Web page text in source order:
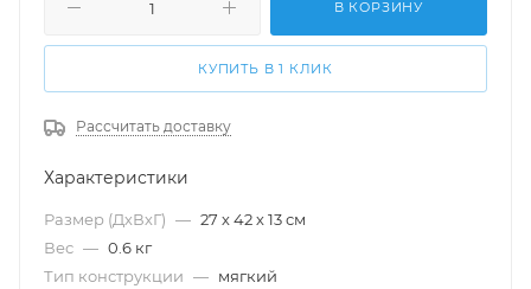
В КОРЗИНУ
КУПИТЬ В 1 КЛИК
Рассчитать доставку
Характеристики
Размер (ДхВхГ) — 27 х 42 х 13 см
Вес — 0.6 кг
Тип конструкции — мягкий